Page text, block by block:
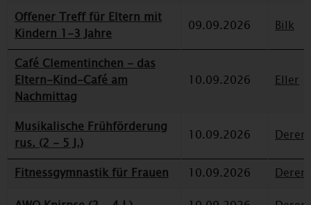
Offener Treff für Eltern mit
Kindern 1-3 Jahre
09.09.2026 Bilk
Café Clementinchen - das
Eltern-Kind-Café am
Nachmittag
10.09.2026 Eller
Musikalische Frühförderung
rus. (2 - 5 J.)
10.09.2026
Fitnessgymnastik für Frauen 10.09.2026